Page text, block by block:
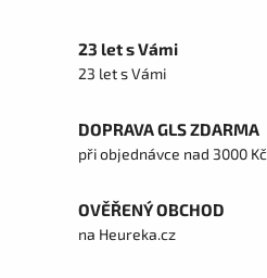
23 let s Vámi
23 let s Vámi
DOPRAVA GLS ZDARMA
při objednávce nad 3000 Kč
OVĚŘENÝ OBCHOD
na Heureka.cz